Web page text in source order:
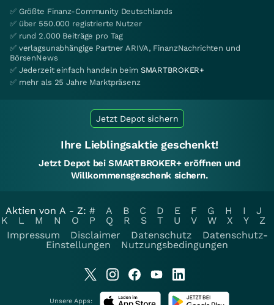
✅ Größte Finanz-Community Deutschlands
✅ über 550.000 registrierte Nutzer
✅ rund 2.000 Beiträge pro Tag
✅ verlagsunabhängige Partner ARIVA, FinanzNachrichten und
BörsenNews
✅ Jederzeit einfach handeln beim SMARTBROKER+
✅ mehr als 25 Jahre Marktpräsenz
Jetzt Depot sichern
Ihre Lieblingsaktie geschenkt!
Jetzt Depot bei SMARTBROKER+ eröffnen und
Willkommensgeschenk sichern.
Aktien von A - Z: # A B C D E F G H I
J
K
L M N O P Q R S T U V W X Y
Z
Impressum
Disclaimer Datenschutz
Datenschutz-
Einstellungen
Nutzungsbedingungen
Unsere Apps: